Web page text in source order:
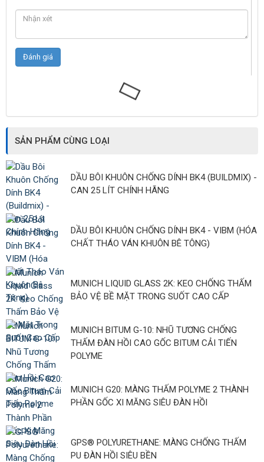
SẢN PHẨM CÙNG LOẠI
DẦU BÔI KHUÔN CHỐNG DÍNH BK4 (BUILDMIX) -
CAN 25 LÍT CHÍNH HÃNG
DẦU BÔI KHUÔN CHỐNG DÍNH BK4 - VIBM (HÓA
CHẤT THÁO VÁN KHUÔN BÊ TÔNG)
MUNICH LIQUID GLASS 2K: KEO CHỐNG THẤM
BẢO VỆ BỀ MẶT TRONG SUỐT CAO CẤP
MUNICH BITUM G-10: NHŨ TƯƠNG CHỐNG
THẤM ĐÀN HỒI CAO GỐC BITUM CẢI TIẾN
POLYME
MUNICH G20: MÀNG THẤM POLYME 2 THÀNH
PHẦN GỐC XI MĂNG SIÊU ĐÀN HỒI
GPS® POLYURETHANE: MÀNG CHỐNG THẤM
PU ĐÀN HỒI SIÊU BỀN